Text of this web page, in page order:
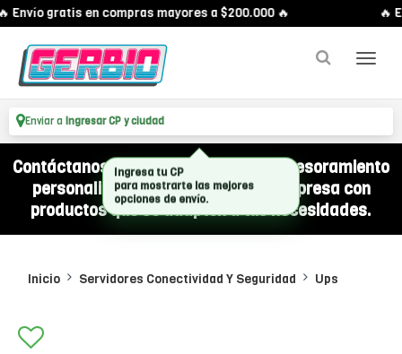
Envío gratis en compras mayores a $200.000 🔥 🔥
Enviar a Ingresar CP y ciudad
Contáctanos por WhatsApp y recibí asesoramiento
personalizado para equipar a tu empresa con
productos que se adapten a tus necesidades.
Inicio Servidores Conectividad Y Seguridad Ups